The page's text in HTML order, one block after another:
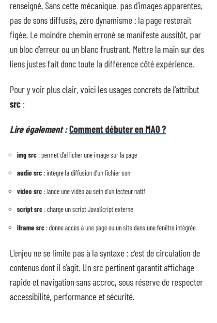
renseigné. Sans cette mécanique, pas d’images apparentes,
pas de sons diffusés, zéro dynamisme : la page resterait
figée. Le moindre chemin erroné se manifeste aussitôt, par
un bloc d’erreur ou un blanc frustrant. Mettre la main sur des
liens justes fait donc toute la différence côté expérience.
Pour y voir plus clair, voici les usages concrets de l’attribut
src :
Lire également :Comment débuter en MAO ?
img src : permet d’afficher une image sur la page
audio src : intègre la diffusion d’un fichier son
video src : lance une vidéo au sein d’un lecteur natif
script src : charge un script JavaScript externe
iframe src : donne accès à une page ou un site dans une fenêtre intégrée
L’enjeu ne se limite pas à la syntaxe : c’est de circulation de
contenus dont il s’agit. Un src pertinent garantit affichage
rapide et navigation sans accroc, sous réserve de respecter
accessibilité, performance et sécurité.